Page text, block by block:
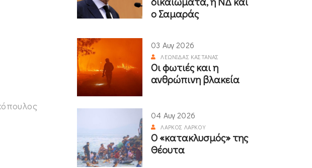
ο Σαμαράς
03 Αυγ 2026
ΛΕΩΝΊΔΑΣ ΚΑΣΤΑΝΆΣ
Οι φωτιές και η
ανθρώπινη βλακεία
04 Αυγ 2026
ΛΆΡΚΟΣ ΛΆΡΚΟΥ
Ο «κατακλυσμός» της
Θέουτα